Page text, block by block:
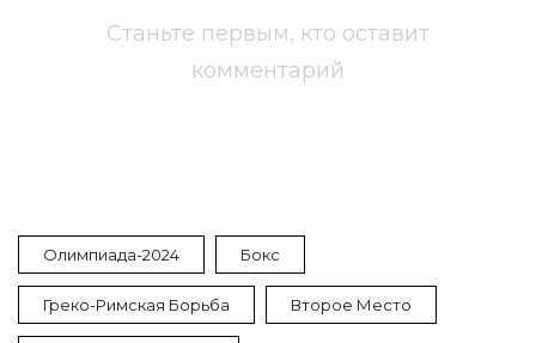
Станьте первым, кто оставит
комментарий
Олимпиада-2024 Бокс
Греко-Римская Борьба Второе Место